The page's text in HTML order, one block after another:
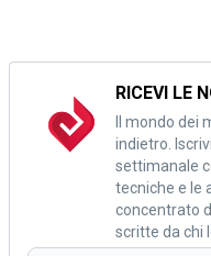
RICEVI LE
Il mondo dei
indietro.
settimanale
tecniche e le
concentrato
scritte da chi